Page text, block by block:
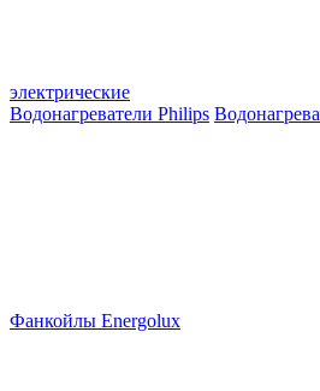
электрические
Водонагреватели Philips
Фанкойлы Energolux